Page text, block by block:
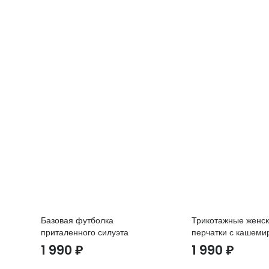
Базовая футболка
приталенного силуэта
1 990 ₽
Трикотажные
перчатки с
1 990₽